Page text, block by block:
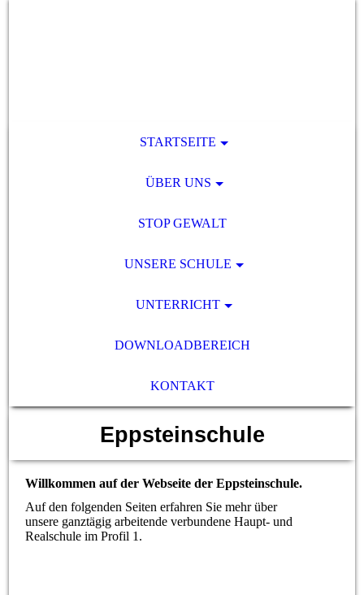
STARTSEITE
ÜBER UNS
STOP GEWALT
UNSERE SCHULE
UNTERRICHT
DOWNLOADBEREICH
KONTAKT
Eppsteinschule
Willkommen auf der Webseite der Eppsteinschule.
Auf den folgenden Seiten erfahren Sie mehr über
unsere ganztägig arbeitende verbundene Haupt- und
Realschule im Profil 1.